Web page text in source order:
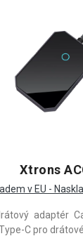
Xtrons
v EU -
adaptér
C pro